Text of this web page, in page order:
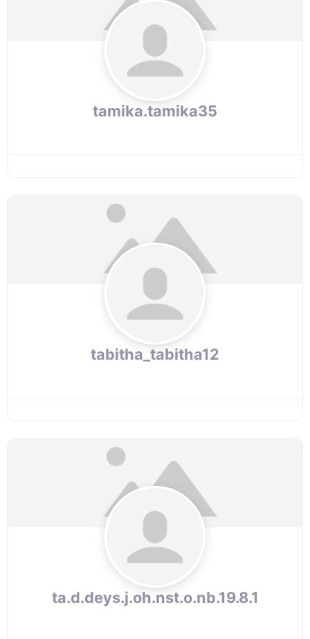
tamika.tamika35
tabitha_tabitha12
ta.d.deys.j.oh.nst.o.nb.19.8.1